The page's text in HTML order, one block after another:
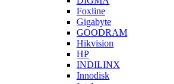
Foxline
Gigabyte
GOODRAM
Hikvision
HP
INDILINX
Innodisk